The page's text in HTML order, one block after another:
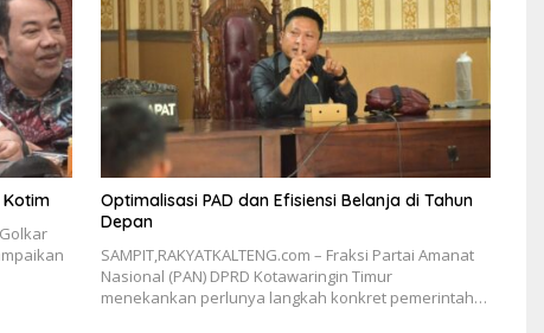
Kotim
Optimalisasi PAD dan Efisiensi Belanja di Tahun
Depan
SAMPIT,RAKYATKALTENG.com – Fraksi Partai Amanat
Nasional (PAN) DPRD Kotawaringin Timur
menekankan perlunya langkah konkret pemerintah…